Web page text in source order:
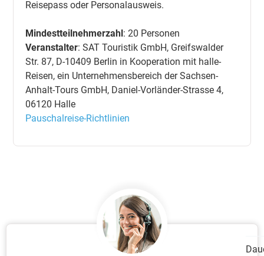
Reisepass oder Personalausweis.
Mindestteilnehmerzahl: 20 Personen
Veranstalter: SAT Touristik GmbH, Greifswalder
Str. 87, D-10409 Berlin in Kooperation mit halle-
Reisen, ein Unternehmensbereich der Sachsen-
Anhalt-Tours GmbH, Daniel-Vorländer-Strasse 4,
06120 Halle
Pauschalreise-Richtlinien